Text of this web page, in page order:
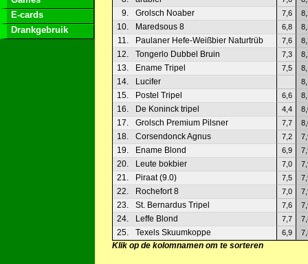
E-cards
Drankgebruik
9. Grolsch Noaber 7,6
10. Maredsous 8 6,8
11. Paulaner Hefe-Weißbier Naturtrüb 7,6
12. Tongerlo Dubbel Bruin 7,3
13. Ename Tripel 7,5
14. Lucifer
15. Postel Tripel 6,6
16. De Koninck tripel 4,4
17. Grolsch Premium Pilsner 7,7
18. Corsendonck Agnus 7,2
19. Ename Blond 6,9
20. Leute bokbier 7,0
21. Piraat (9.0) 7,5
22. Rochefort 8 7,0
23. St. Bernardus Tripel 7,6
24. Leffe Blond 7,7
25. Texels Skuumkoppe 6,9
Klik op de kolomnamen om te sorteren